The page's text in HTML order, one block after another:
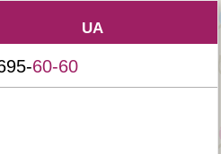
UA
UA
60-60